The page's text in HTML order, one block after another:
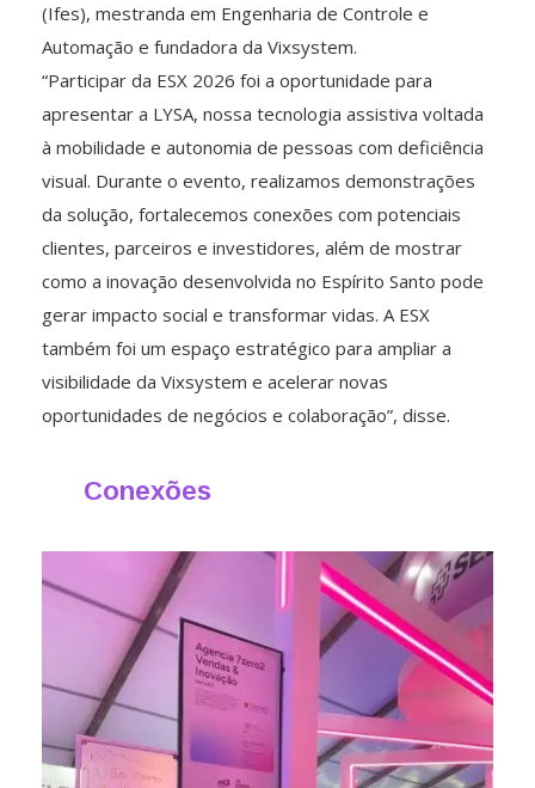
(Ifes), mestranda em Engenharia de Controle e
Automação e fundadora da Vixsystem.
“Participar da ESX 2026 foi a oportunidade para
apresentar a LYSA, nossa tecnologia assistiva voltada
à mobilidade e autonomia de pessoas com deficiência
visual. Durante o evento, realizamos demonstrações
da solução, fortalecemos conexões com potenciais
clientes, parceiros e investidores, além de mostrar
como a inovação desenvolvida no Espírito Santo pode
gerar impacto social e transformar vidas. A ESX
também foi um espaço estratégico para ampliar a
visibilidade da Vixsystem e acelerar novas
oportunidades de negócios e colaboração”, disse.
Conexões